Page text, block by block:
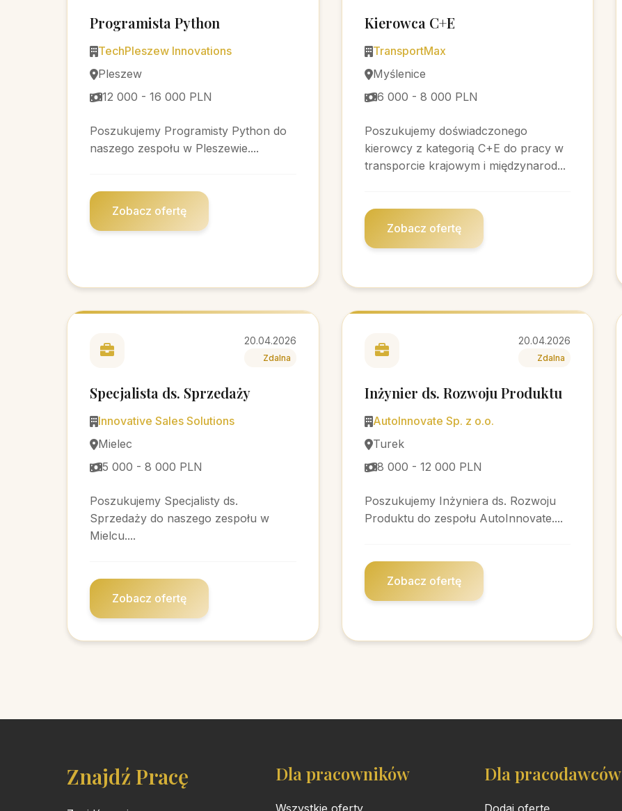
Programista Python
TechPleszew Innovations
Pleszew
12 000 - 16 000 PLN
Poszukujemy Programisty Python do
naszego zespołu w Pleszewie....
Zobacz ofertę
Kierowca C+E
TransportMax
Myślenice
6 000 - 8 000 PLN
Poszukujemy doświadczonego
kierowcy z kategorią C+E do pracy w
transporcie krajowym i międzynarod...
Zobacz ofertę
20.04.2026
Zdalna
Specjalista ds. Sprzedaży
Innovative Sales Solutions
Mielec
5 000 - 8 000 PLN
Poszukujemy Specjalisty ds.
Sprzedaży do naszego zespołu w
Mielcu....
Zobacz ofertę
20.04.2026
Zdalna
Inżynier ds. Rozwoju Produktu
AutoInnovate Sp. z o.o.
Turek
8 000 - 12 000 PLN
Poszukujemy Inżyniera ds. Rozwoju
Produktu do zespołu AutoInnovate....
Zobacz ofertę
Znajdź Pracę Dla pracowników
Wszystkie oferty
Dla pracodawców
Dodaj ofertę